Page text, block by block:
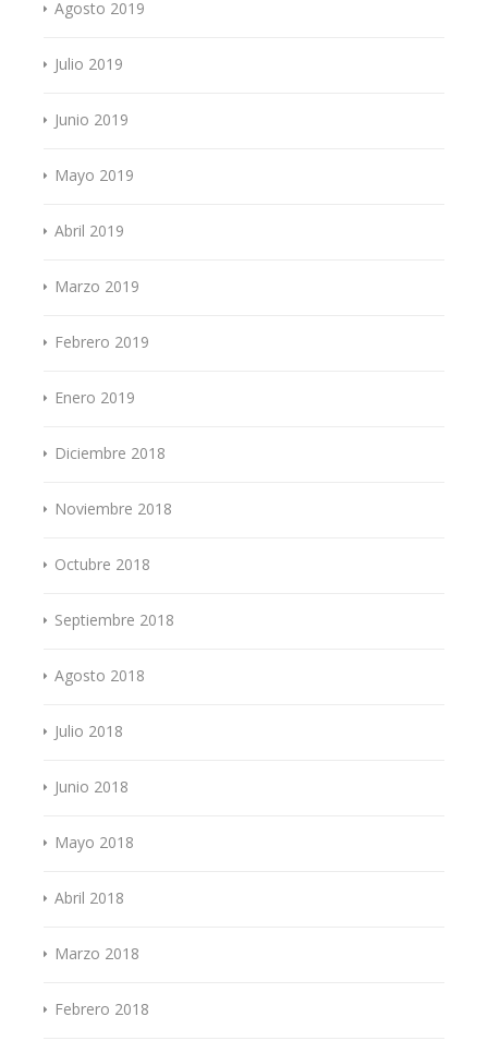
Agosto 2019
Julio 2019
Junio 2019
Mayo 2019
Abril 2019
Marzo 2019
Febrero 2019
Enero 2019
Diciembre 2018
Noviembre 2018
Octubre 2018
Septiembre 2018
Agosto 2018
Julio 2018
Junio 2018
Mayo 2018
Abril 2018
Marzo 2018
Febrero 2018